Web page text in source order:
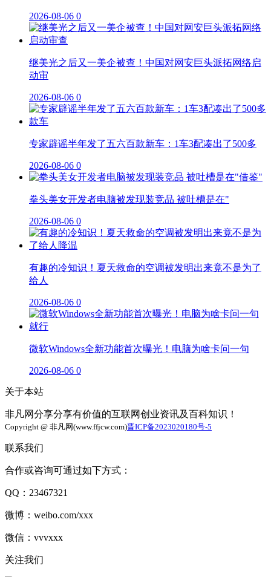
2026-08-06 0
继美光之后又一美企被查！中国对网安巨头派拓网络启
动审
2026-08-06 0
专家辟谣半年发了五六百款新车：1车3配凑出了500多
2026-08-06 0
拳头美女开发者电脑被发现装竞品 被吐槽是在"
2026-08-06 0
有趣的冷知识！夏天救命的空调被发明出来竟不是为了
给人
2026-08-06 0
微软Windows全新功能首次曝光！电脑为啥卡问一句
2026-08-06 0
关于本站
非凡网分享分享有价值的互联网创业资讯及百科知识！
Copyright @ 非凡网(www.ffjcw.com)晋ICP备2023020180号-5
联系我们
合作或咨询可通过如下方式：
QQ：23467321
微博：weibo.com/xxx
微信：vvvxxx
关注我们